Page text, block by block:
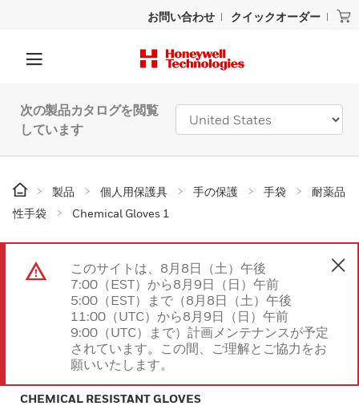
お問い合わせ クイックオーダー
次の製品カタログを閲覧
しています
製品 個人用保護具 手の保護 手袋
耐薬品
性手袋
Chemical Gloves 1
このサイトは、8月8日（土）午後
7:00（EST）から8月9日（日）午前
5:00（EST）まで（8月8日（土）午後
11:00（UTC）から8月9日（日）午前
9:00（UTC）まで）計画メンテナンスが予定
されています。この間、ご理解とご協力をお
願いいたします。
CHEMICAL RESISTANT GLOVES